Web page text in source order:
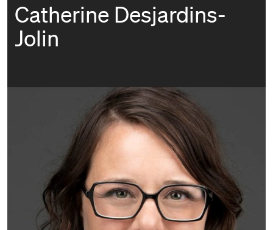
Catherine Desjardins-
Jolin